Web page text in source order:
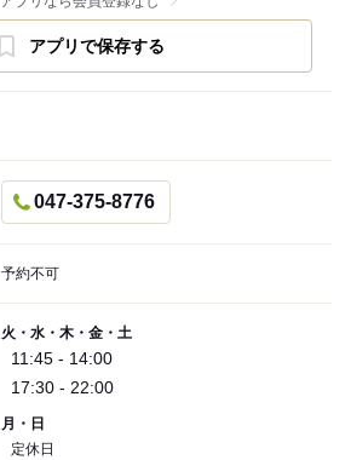
アプリで保存する
047-375-8776
予約不可
火・水・木・金・土
11:45 - 14:00
17:30 - 22:00
月・日
定休日